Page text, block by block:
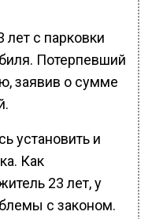
с парковки
Потерпевший
заявив о сумме
установить и
Как
23 лет, у
с законом.